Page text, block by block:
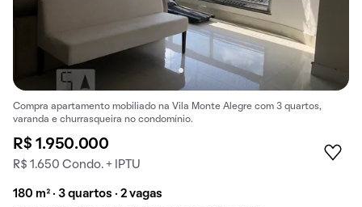
Compra apartamento mobiliado na Vila Monte Alegre com 3 quartos,
varanda e churrasqueira no condomínio.
R$ 1.950.000
R$ 1.650 Condo. + IPTU
180 m² · 3 quartos · 2 vagas